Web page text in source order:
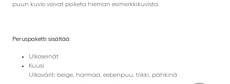
puun kuvio voivat poiketa hieman esimerkkikuvista.
Peruspaketti sisältää:
Ulkoseinät
Kuusi
Ulkovärit: beige, harmaa, eebenpuu, tiikki, pähkinä